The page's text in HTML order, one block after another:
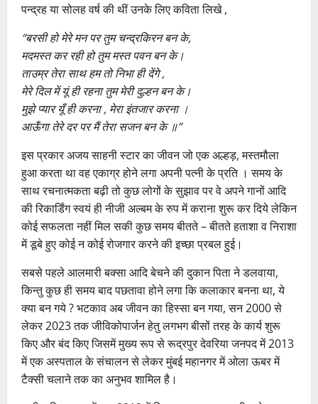
पन्द्रह या सोलह वर्ष की थीं उनके लिए कविता लिखे ,
“बरसी हो मेरे मन पर तुम चन्द्रकिरन बन के,
मदमस्त कर रही हो तुम मस्त पवन बन के।
ताउम्र तेरा साथ हम तो निभा ही देंगे ,
मेरे दिल में यूं ही रहना तुम मेरी दुल्हन बन के।
मुझे प्यार यूँ ही करना , मेरा इंतजार करना ।
आऊँगा तेरे दर पर मैं तेरा सजन बन के ॥”
इस प्रकार अजय साहनी स्टार का जीवन जो एक अल्हड़, मस्तमौला
हुआ करता था वह एकाग्र होने लगा अपनी पत्नी के प्रति । समय के
साथ रचनात्मकता बढ़ी तो कुछ लोगों के सुझाव पर वे अपने गानों आदि
की रिकार्डिंग स्वयं ही नीजी अल्बम के रुप में कराना शुरू कर दिये लेकिन
कोई सफलता नहीं मिल सकी कुछ समय बीतते – बीतते हताशा व निराशा
में डूबे हुए कोई न कोई रोजगार करने की इच्छा प्रबल हुई।
सबसे पहले आलमारी बक्सा आदि बेचने की दुकान पिता ने डलवाया,
किन्तु कुछ ही समय बाद पछतावा होने लगा कि कलाकार बनना था, ये
क्या बन गये ? भटकाव अब जीवन का हिस्सा बन गया, सन 2000 से
लेकर 2023 तक जीविकोपार्जन हेतु लगभग बीसों तरह के कार्य शुरू
किए और बंद किए जिसमें मुख्य रूप से रूद्रपुर देवरिया जनपद में 2013
में एक अस्पताल के संचालन से लेकर मुंबई महानगर में ओला ऊबर में
टैक्सी चलाने तक का अनुभव शामिल है।